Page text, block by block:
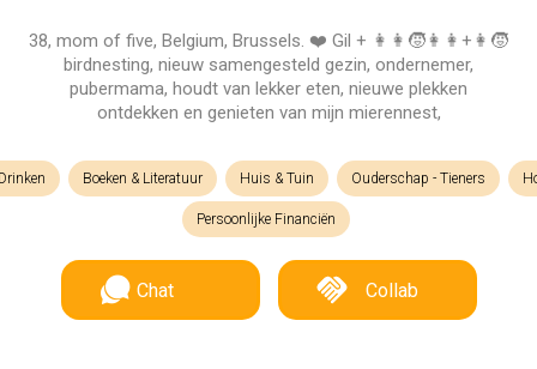
38, mom of five, Belgium, Brussels. ❤️ Gil + 👩👩🧒👩👩+👩🧒
birdnesting, nieuw samengesteld gezin, ondernemer,
pubermama, houdt van lekker eten, nieuwe plekken
ontdekken en genieten van mijn mierennest,
Boeken & Literatuur Huis & Tuin Ouderschap - Tieners
Persoonlijke Financiën
Chat Collab